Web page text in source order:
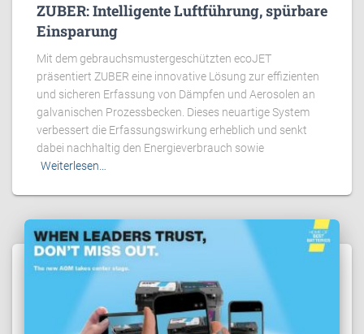
ZUBER: Intelligente Luftführung, spürbare
Einsparung
Mit dem gebrauchsmustergeschützten ecoJET
präsentiert ZUBER eine innovative Lösung zur effizienten
und sicheren Erfassung von Dämpfen und Aerosolen an
galvanischen Prozessbecken. Dieses neuartige System
verbessert die Erfassungswirkung erheblich und senkt
dabei nachhaltig den Energieverbrauch sowie
Weiterlesen…